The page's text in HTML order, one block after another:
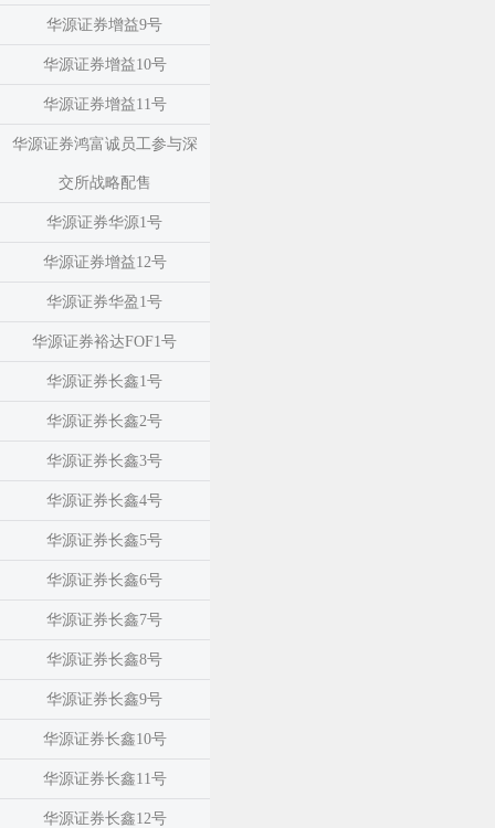
华源证券增益9号
华源证券增益10号
华源证券增益11号
华源证券鸿富诚员工参与深
交所战略配售
华源证券华源1号
华源证券增益12号
华源证券华盈1号
华源证券裕达FOF1号
华源证券长鑫1号
华源证券长鑫2号
华源证券长鑫3号
华源证券长鑫4号
华源证券长鑫5号
华源证券长鑫6号
华源证券长鑫7号
华源证券长鑫8号
华源证券长鑫9号
华源证券长鑫10号
华源证券长鑫11号
华源证券长鑫12号